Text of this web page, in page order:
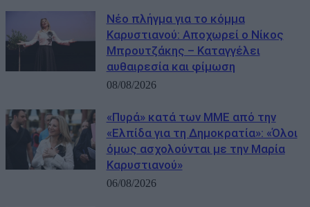
Νέο πλήγμα για το κόμμα
Καρυστιανού: Αποχωρεί ο Νίκος
Μπρουτζάκης – Καταγγέλει
αυθαιρεσία και φίμωση
08/08/2026
«Πυρά» κατά των ΜΜΕ από την
«Ελπίδα για τη Δημοκρατία»: «Όλοι
όμως ασχολούνται με την Μαρία
Καρυστιανού»
06/08/2026